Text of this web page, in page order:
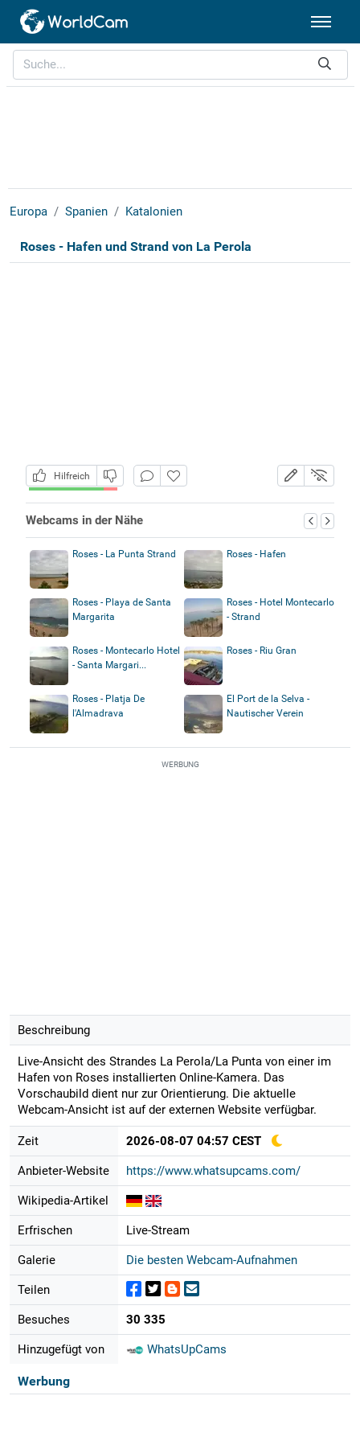
Europa Spanien Katalonien
Roses - Hafen und Strand von La Perola
Hilfreich
Webcams in der Nähe
Roses - La Punta Strand Roses - Hafen
Roses - Playa de Santa
Margarita
Roses - Hotel Montecarlo
- Strand
Roses - Montecarlo Hotel
- Santa Margari...
Roses - Riu Gran
Roses - Platja De
l'Almadrava
El Port de la Selva -
Nautischer Verein
WERBUNG
Beschreibung
Live-Ansicht des Strandes La Perola/La Punta von einer im
Hafen von Roses installierten Online-Kamera. Das
Vorschaubild dient nur zur Orientierung. Die aktuelle
Webcam-Ansicht ist auf der externen Website verfügbar.
Zeit 2026-08-07 04:57 CEST
Anbieter-Website https://www.whatsupcams.com/
Wikipedia-Artikel
Erfrischen Live-Stream
Galerie Die besten Webcam-Aufnahmen
Teilen
Besuches 30 335
Hinzugefügt von WhatsUpCams
Werbung